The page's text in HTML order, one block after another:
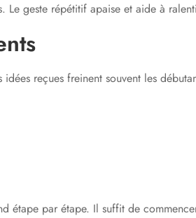
Le geste répétitif apaise et aide à
reçues freinent souvent les
étape par étape. Il suffit de